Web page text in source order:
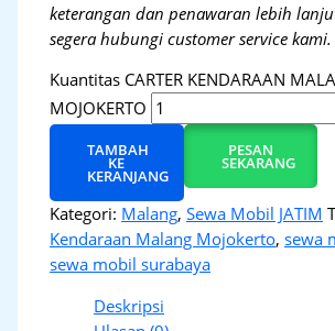
keterangan dan penawaran lebih
segera hubungi customer service kami.
Kuantitas CARTER KENDARAAN
MOJOKERTO
TAMBAH
KE
KERANJANG
PESAN
SEKARANG
Kategori: Malang,Sewa Mobil JATIM
Kendaraan Malang Mojokerto,sewa
sewa mobil surabaya
Deskripsi